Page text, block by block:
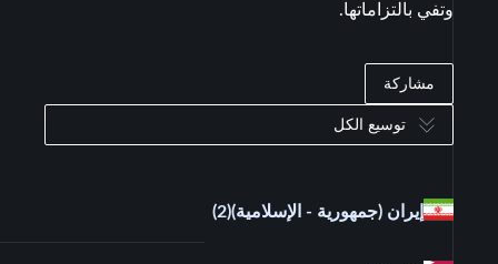
وتفي بالتزاماتها.
مشاركة
توسيع الكل
إيران (جمهورية - الإسلامية)(2)